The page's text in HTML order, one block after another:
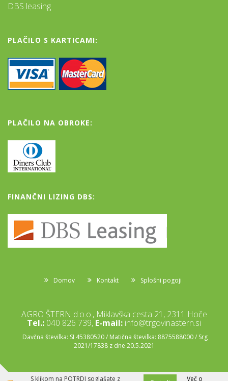
DBS leasing
PLAČILO S KARTICAMI:
PLAČILO NA OBROKE:
FINANČNI LIZING DBS:
Domov Kontakt Splošni pogoji
AGRO ŠTERN d.o.o., Miklavška cesta 21, 2311 Hoče
Tel.: 040 826 739, E-mail: info@trgovinastern.si
Davčna številka: SI 45380520 / Matična številka: 8875588000 / Srg
2021/17838 z dne 20.5.2021
S klikom na POTRDI soglašate z Več o